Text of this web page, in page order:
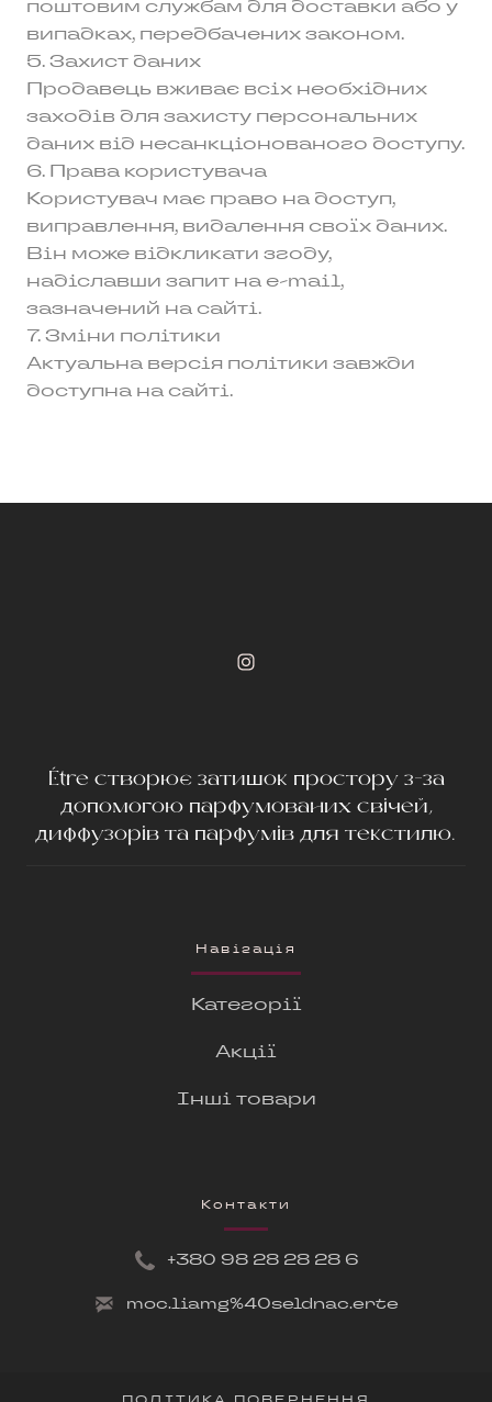
поштовим службам для доставки або у
випадках, передбачених законом.
5. Захист даних
Продавець вживає всіх необхідних
заходів для захисту персональних
даних від несанкціонованого доступу.
6. Права користувача
Користувач має право на доступ,
виправлення, видалення своїх даних.
Він може відкликати згоду,
надіславши запит на e-mail,
зазначений на сайті.
7. Зміни політики
Актуальна версія політики завжди
доступна на сайті.
Étre створює затишок простору з-за
допомогою парфумованих свічей,
диффузорів та парфумів для текстилю.
Навігація
Категорії
Акції
Інші товари
Контакти
+380 98 28 28 28 6
moc.liamg%40seldnac.erte